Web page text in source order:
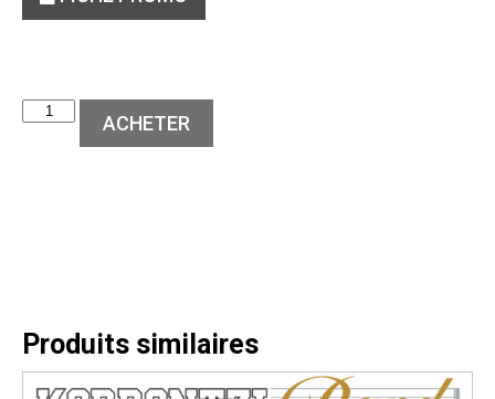
ACHETER
Produits similaires